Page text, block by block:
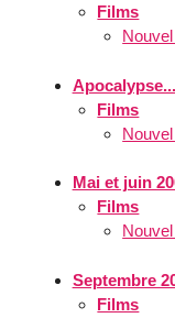
Films
Films
Mai et juin
Films
Septembre
Films